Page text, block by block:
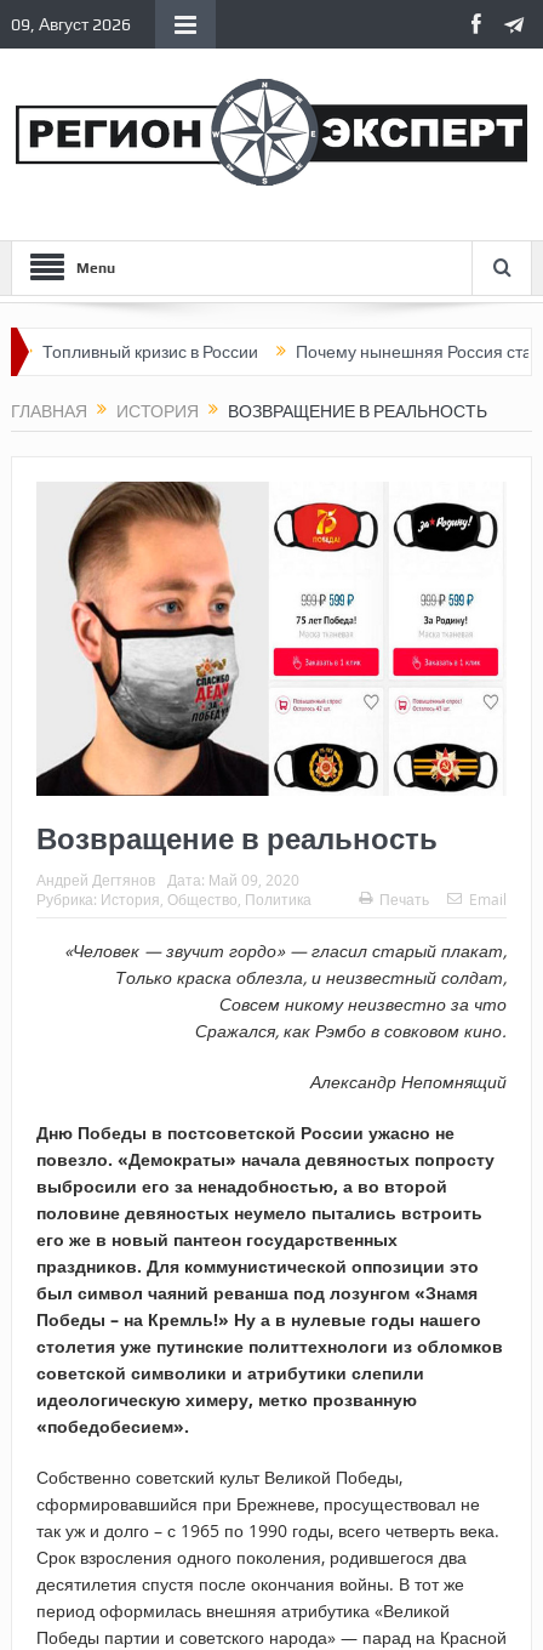
09, Август 2026
Menu
кризис в России Почему нынешняя Россия стала хуже,
ГЛАВНАЯ ИСТОРИЯ ВОЗВРАЩЕНИЕ В РЕАЛЬНОСТЬ
Возвращение в реальность
Андрей Дегтянов Дата: Май 09, 2020
Рубрика: История Общество Политика Печать Email
«Человек — звучит гордо» — гласил старый плакат,
Только краска облезла, и неизвестный солдат,
Совсем никому неизвестно за что
Сражался, как Рэмбо в совковом кино.
Александр Непомнящий
Дню Победы в постсоветской России ужасно не
повезло. «Демократы» начала девяностых попросту
выбросили его за ненадобностью, а во второй
половине девяностых неумело пытались встроить
его же в новый пантеон государственных
праздников. Для коммунистической оппозиции это
был символ чаяний реванша под лозунгом «Знамя
Победы – на Кремль!» Ну а в нулевые годы нашего
столетия уже путинские политтехнологи из обломков
советской символики и атрибутики слепили
идеологическую химеру, метко прозванную
«победобесием».
Собственно советский культ Великой Победы,
сформировавшийся при Брежневе, просуществовал не
так уж и долго – с 1965 по 1990 годы, всего четверть века.
Срок взросления одного поколения, родившегося два
десятилетия спустя после окончания войны. В тот же
период оформилась внешняя атрибутика «Великой
Победы партии и советского народа» — парад на Красной